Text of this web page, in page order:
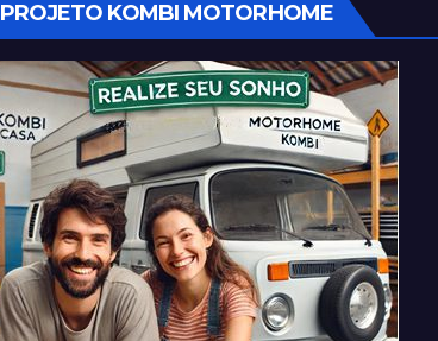
PROJETO KOMBI MOTORHOME